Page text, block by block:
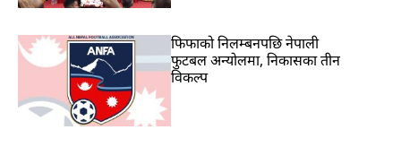
फिफाको निलम्बनपछि नेपाली
फुटबल अन्योलमा, निकासका तीन
विकल्प